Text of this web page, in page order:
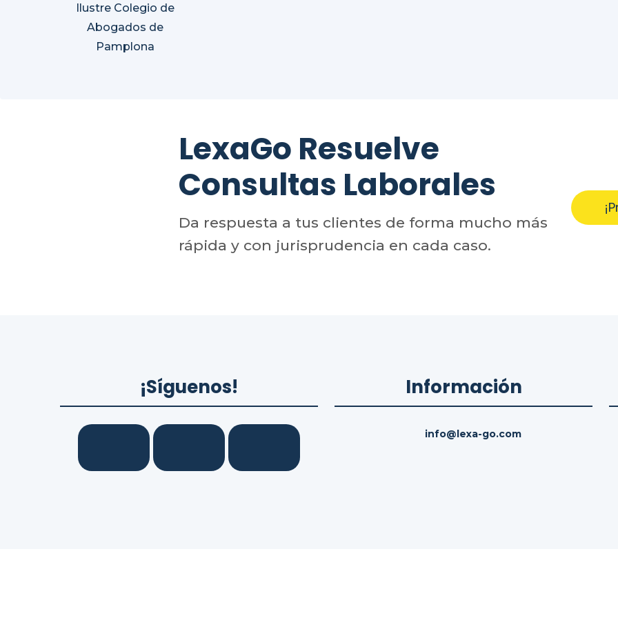
Ilustre Colegio de
Abogados de
Pamplona
LexaGo Resuelve
Consultas Laborales
Da respuesta a tus clientes de forma mucho más
rápida y con jurisprudencia en cada caso.
¡Síguenos! Información
info@lexa-go.com